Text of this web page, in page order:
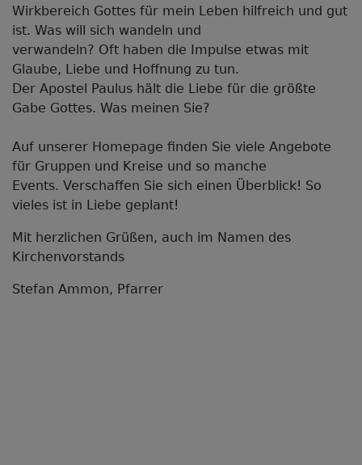
Wirkbereich Gottes für mein Leben hilfreich und gut
ist. Was will sich wandeln und
verwandeln? Oft haben die Impulse etwas mit
Glaube, Liebe und Hoffnung zu tun.
Der Apostel Paulus hält die Liebe für die größte
Gabe Gottes. Was meinen Sie?
Auf unserer Homepage finden Sie viele Angebote
für Gruppen und Kreise und so manche
Events. Verschaffen Sie sich einen Überblick! So
vieles ist in Liebe geplant!
Mit herzlichen Grüßen, auch im Namen des
Kirchenvorstands
Stefan Ammon, Pfarrer